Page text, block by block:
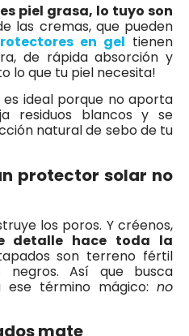
piel grasa, lo tuyo son
las cremas, que pueden
en gel tienen
de rápida absorción y
lo que tu piel necesita!
es ideal porque no aporta
residuos blancos y se
natural de sebo de tu
protector solar no
los poros. Y créenos,
detalle hace toda la
son terreno fértil
Así que busca
término mágico: no
mate